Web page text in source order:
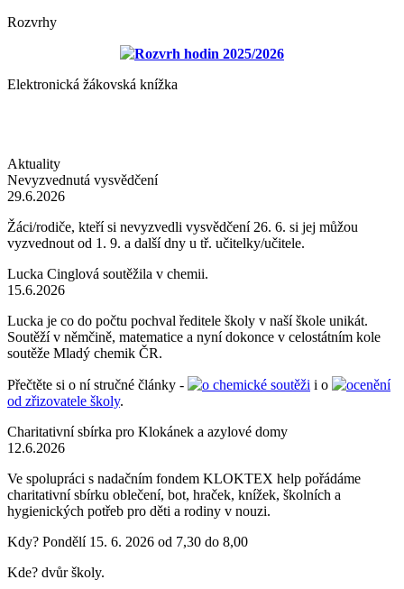
Rozvrhy
Rozvrh hodin 2025/2026
Elektronická žákovská knížka
Aktuality
Nevyzvednutá vysvědčení
29.6.2026
Žáci/rodiče, kteří si nevyzvedli vysvědčení 26. 6. si jej můžou
vyzvednout od 1. 9. a další dny u tř. učitelky/učitele.
Lucka Cinglová soutěžila v chemii.
15.6.2026
Lucka je co do počtu pochval ředitele školy v naší škole unikát.
Soutěží v němčině, matematice a nyní dokonce v celostátním kole
soutěže Mladý chemik ČR.
Přečtěte si o ní stručné články - o chemické soutěži i o
ocenění
od zřizovatele školy.
Charitativní sbírka pro Klokánek a azylové domy
12.6.2026
Ve spolupráci s nadačním fondem KLOKTEX help pořádáme
charitativní sbírku oblečení, bot, hraček, knížek, školních a
hygienických potřeb pro děti a rodiny v nouzi.
Kdy? Pondělí 15. 6. 2026 od 7,30 do 8,00
Kde? dvůr školy.